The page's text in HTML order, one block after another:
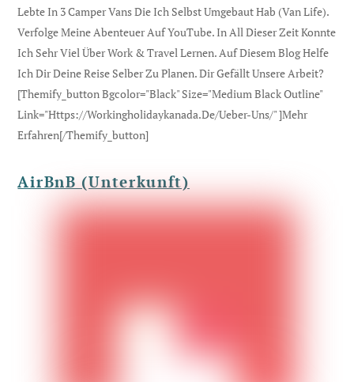
Lebte In 3 Camper Vans Die Ich Selbst Umgebaut Hab (Van Life).
Verfolge Meine Abenteuer Auf YouTube. In All Dieser Zeit Konnte
Ich Sehr Viel Über Work & Travel Lernen. Auf Diesem Blog Helfe
Ich Dir Deine Reise Selber Zu Planen. Dir Gefällt Unsere Arbeit?
[themify_button Bgcolor="black" Size="medium Black Outline"
Link="https://workingholidaykanada.de/ueber-Uns/" ]Mehr
Erfahren[/themify_button]
AirBnB (Unterkunft)